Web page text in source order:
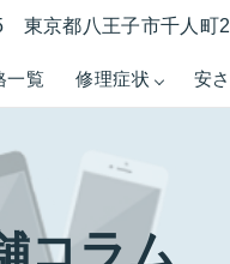
一覧 修理症状 安
東京都八王子市千人町
コラム